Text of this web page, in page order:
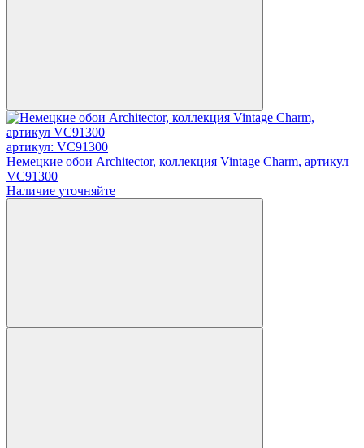
артикул: VC91300
Немецкие обои Architector, коллекция Vintage Charm, артикул
VC91300
Наличие уточняйте